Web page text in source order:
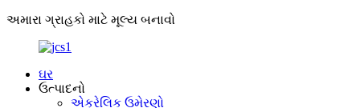
અમારા ગ્રાહકો માટે મૂલ્ય બનાવો
ઘર
ઉત્પાદનો
એક્રેલિક ઉમેરણો